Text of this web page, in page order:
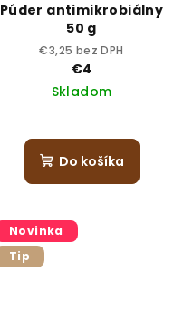
Púder antimikrobiálny
50 g
€3,25 bez DPH
€4
Skladom
Do košíka
Novinka
Tip